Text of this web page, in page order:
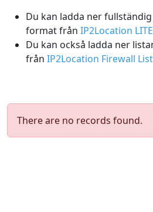
Du kan ladda ner fullständig
format från IP2Location
Du kan också ladda ner
från IP2Location Firewall List
There are no records found.